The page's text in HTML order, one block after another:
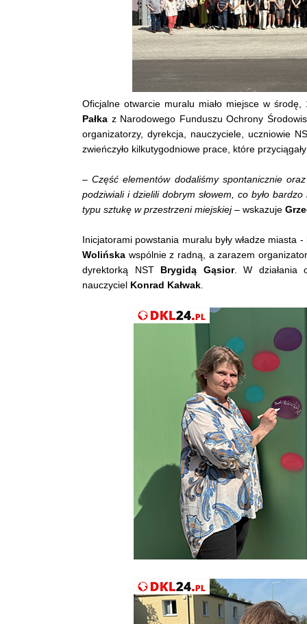
Oficjalne otwarcie muralu miało miejsce w
Pałka z Narodowego Funduszu Ochrony
organizatorzy, dyrekcja, nauczyciele, uczniowie
zwieńczyło kilkutygodniowe prace, które
–Część elementów dodaliśmy spontanicznie
podziwiali i dzielili dobrym słowem, co było
typu sztukę w przestrzeni miejskiej– wskazuje
Inicjatorami powstania muralu były władze miasta
Wolińska wspólnie z radną, a zarazem
dyrektorką NST Brygidą Gąsior. W działania
nauczyciel Konrad Kałwak